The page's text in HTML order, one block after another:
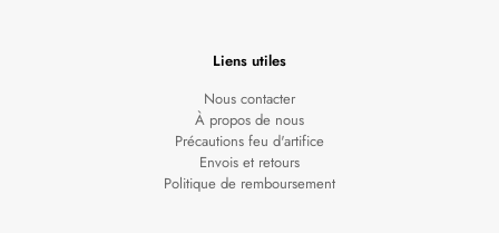
Liens utiles
Nous contacter
À propos de nous
Précautions feu d'artifice
Envois et retours
Politique de remboursement